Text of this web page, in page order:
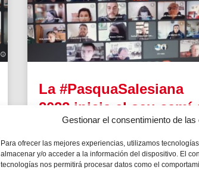
Gestionar el consentimiento de las
Para ofrecer las mejores experiencias, utilizamos
almacenar y/o acceder a la información del dispositivo. El
tecnologías nos permitirá procesar datos como el
La #PasquaSalesiana
2022 inicia el seu camí
preparació
Tindran lloc durant el mes d’abril.